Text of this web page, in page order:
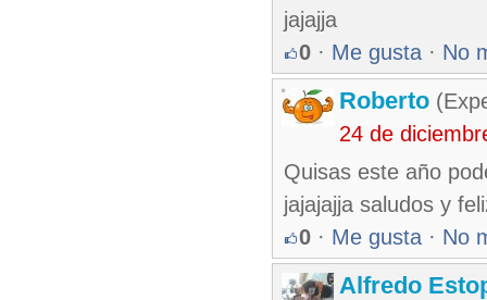
jajajja
0 · Me gusta · No
Roberto
24 de
Quisas este año
jajajajja saludos y
0 · Me gusta · No
Alfredo